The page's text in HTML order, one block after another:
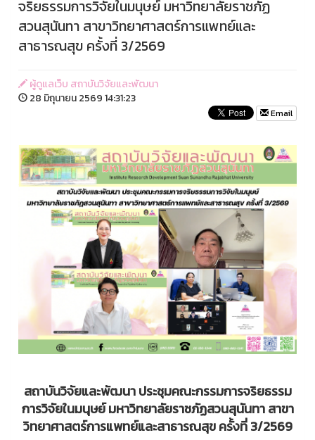
จริยธรรมการวิจัยในมนุษย์ มหาวิทยาลัยราชภัฏ
สวนสุนันทา สาขาวิทยาศาสตร์การแพทย์และ
สาธารณสุข ครั้งที่ 3/2569
ผู้ดูแลเว็บ สถาบันวิจัยและพัฒนา
28 มิถุนายน 2569 14:31:23
Email
สถาบันวิจัยและพัฒนา ประชุมคณะกรรมการจริยธรรม
การวิจัยในมนุษย์ มหาวิทยาลัยราชภัฏสวนสุนันทา สาขา
วิทยาศาสตร์การแพทย์และสาธารณสุข ครั้งที่ 3/2569